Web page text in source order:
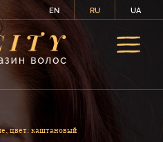
EN RU UA
цвет: каштановый